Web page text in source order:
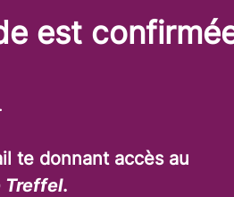
est
te donnant accès au
Treffel.